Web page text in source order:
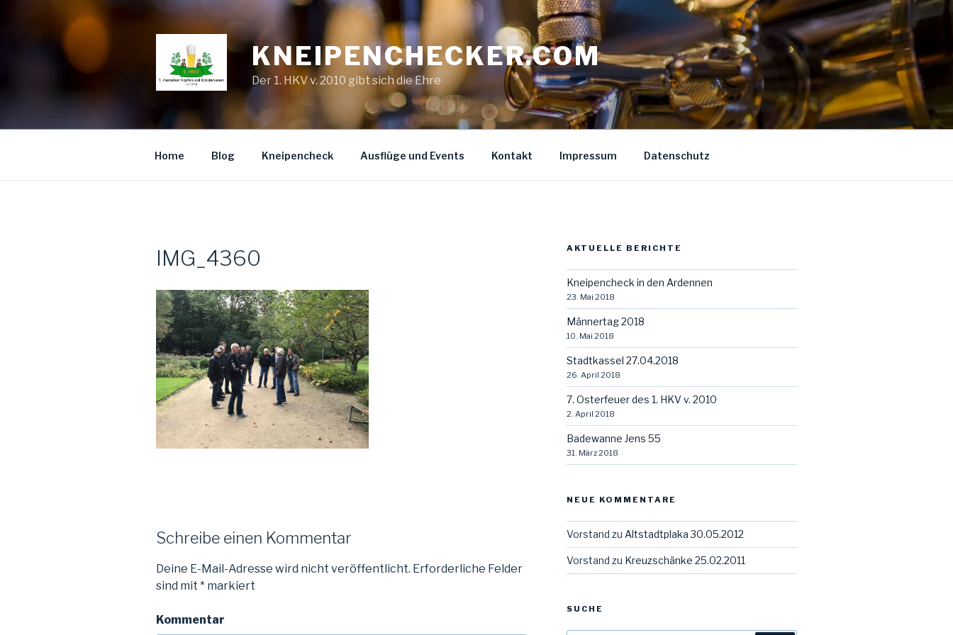
KNEIPENCHECKER.COM
Der 1. HKV v. 2010 gibt sich die Ehre
Home Blog Kneipencheck Ausflüge und Events Kontakt Impressum Datenschutz
IMG_4360
Schreibe einen Kommentar
Deine E-Mail-Adresse wird nicht veröffentlicht. Erforderliche Felder
sind mit * markiert
Kommentar
AKTUELLE BERICHTE
Kneipencheck in den Ardennen
23. Mai 2018
Männertag 2018
10. Mai 2018
Stadtkassel 27.04.2018
26. April 2018
7. Osterfeuer des 1. HKV v. 2010
2. April 2018
Badewanne Jens 55
31. März 2018
NEUE KOMMENTARE
Vorstand zu Altstadtplaka 30.05.2012
Vorstand zu Kreuzschänke 25.02.2011
SUCHE